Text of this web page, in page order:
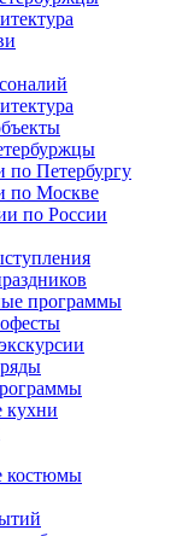
по Петербургу
по Москве
по России
программы
кухни
костюмы